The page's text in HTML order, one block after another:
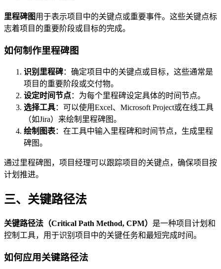
里程碑图用于表示项目中的关键点或重要事件。这些关键点标
志着项目的重要阶段或目标的完成。
如何制作里程碑图
识别里程碑：确定项目中的关键点或目标，这些通常是
项目的重要阶段或交付物。
设定时间节点：为每个里程碑设定具体的时间节点。
选择工具：可以使用Excel、Microsoft Project或在线工具
（如Jira）来绘制里程碑图。
绘制图表：在工具中输入里程碑和时间节点，生成里程
碑图。
通过里程碑图，项目经理可以跟踪项目的关键点，确保项目按
计划推进。
三、关键路径法
关键路径法（Critical Path Method, CPM） 是一种项目计划和
控制工具，用于识别项目中的关键任务和最短完成时间。
如何应用关键路径法